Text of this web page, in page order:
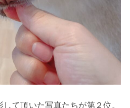
て頂いた写真たちが第２位。